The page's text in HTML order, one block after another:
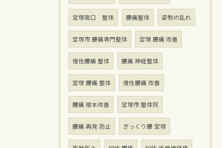
宝塚南口 整体 腰痛整体 姿勢の乱れ
宝塚市 腰痛専門整体 宝塚 腰痛 改善
慢性腰痛 整体 腰痛 神経整体
宝塚 腰痛 整体 慢性腰痛 改善
腰痛 根本改善 宝塚市 整体院
腰痛 再発 防止 ぎっくり腰 宝塚